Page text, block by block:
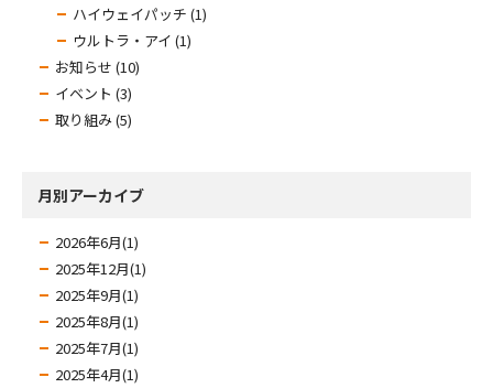
ハイウェイパッチ (1)
ウルトラ・アイ (1)
お知らせ (10)
イベント (3)
取り組み (5)
月別アーカイブ
2026年6月(1)
2025年12月(1)
2025年9月(1)
2025年8月(1)
2025年7月(1)
2025年4月(1)